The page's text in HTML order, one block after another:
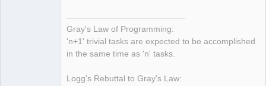
Gray's Law of Programming:
'n+1' trivial tasks are expected to be accomplished
in the same time as 'n' tasks.
Logg's Rebuttal to Gray's Law: